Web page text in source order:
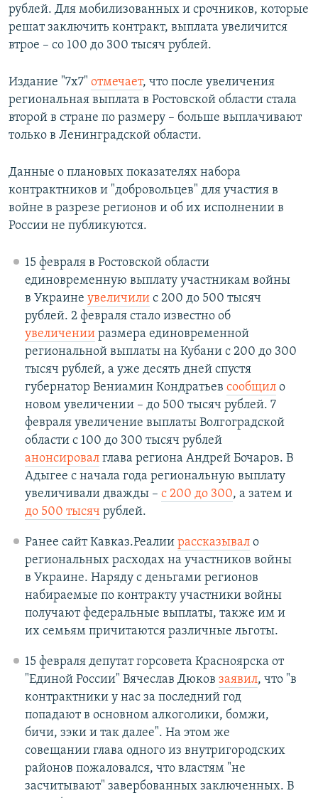
рублей. Для мобилизованных и срочников, которые
решат заключить контракт, выплата увеличится
втрое – со 100 до 300 тысяч рублей.
Издание "7х7" отмечает, что после увеличения
региональная выплата в Ростовской области стала
второй в стране по размеру – больше выплачивают
только в Ленинградской области.
Данные о плановых показателях набора
контрактников и "добровольцев" для участия в
войне в разрезе регионов и об их исполнении в
России не публикуются.
15 февраля в Ростовской области
единовременную выплату участникам войны
в Украине увеличилис 200 до 500 тысяч
рублей. 2 февраля стало известно об
увеличенииразмера единовременной
региональной выплаты на Кубани с 200 до 300
тысяч рублей, а уже десять дней спустя
губернатор Вениамин Кондратьев сообщило
новом увеличении – до 500 тысяч рублей. 7
февраля увеличение выплаты Волгоградской
области с 100 до 300 тысяч рублей
анонсировалглава региона Андрей Бочаров. В
Адыгее с начала года региональную выплату
увеличивали дважды – с 200 до 300, а затем и
до 500 тысяч рублей.
Ранее сайт Кавказ.Реалии рассказывало
региональных расходах на участников войны
в Украине. Наряду с деньгами регионов
набираемые по контракту участники войны
получают федеральные выплаты, также им и
их семьям причитаются различные льготы.
15 февраля депутат горсовета Красноярска от
"Единой России" Вячеслав Дюков заявил, что "в
контрактники у нас за последний год
попадают в основном алкоголики, бомжи,
бичи, зэки и так далее". На этом же
совещании глава одного из внутригородских
районов пожаловался, что властям "не
засчитывают" завербованных заключенных. В